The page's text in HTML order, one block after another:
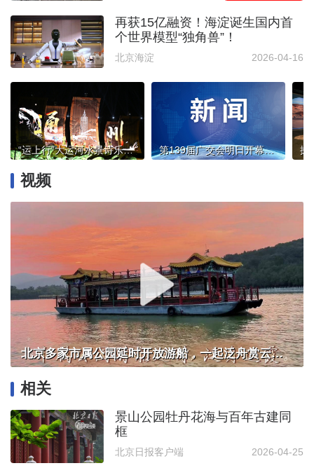
再获15亿融资！海淀诞生国内首
个世界模型“独角兽”！
北京海淀 2026-04-16
“运上行”大运河水景诗乐早鸟票今日开抢！这份购票指南请收好 第139届广交会明日开幕，同程旅行：广州旅游搜索热度飙升86%
视频
北京多家市属公园延时开放游船，一起泛舟赏云霞！
相关
景山公园牡丹花海与百年古建同
框
北京日报客户端 2026-04-25